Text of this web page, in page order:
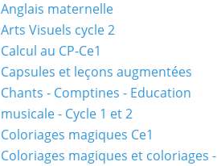
Anglais maternelle
Arts Visuels cycle 2
Calcul au CP-Ce1
Capsules et leçons augmentées
Chants - Comptines - Education
musicale - Cycle 1 et 2
Coloriages magiques Ce1
Coloriages magiques et coloriages -